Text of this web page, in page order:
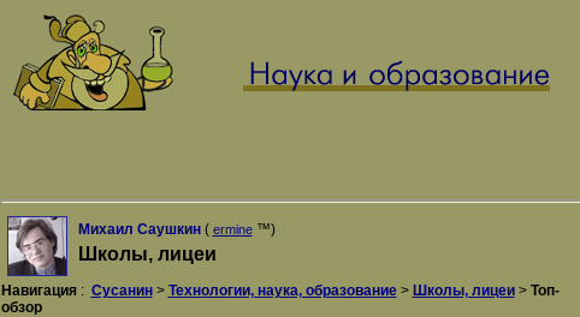
Михаил Саушкин( ermine™)
Школы, лицеи
Навигация: Сусанин> Технологии, наука, образование> Школы, лицеи> Топ-
обзор